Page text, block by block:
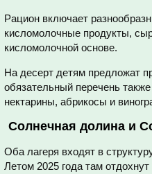
Рацион включает
кисломолочные продукты,
кисломолочной основе.
На десерт детям предложат
обязательный перечень
нектарины, абрикосы и
Солнечная долина и
Оба лагеря входят в
Летом 2025 года там